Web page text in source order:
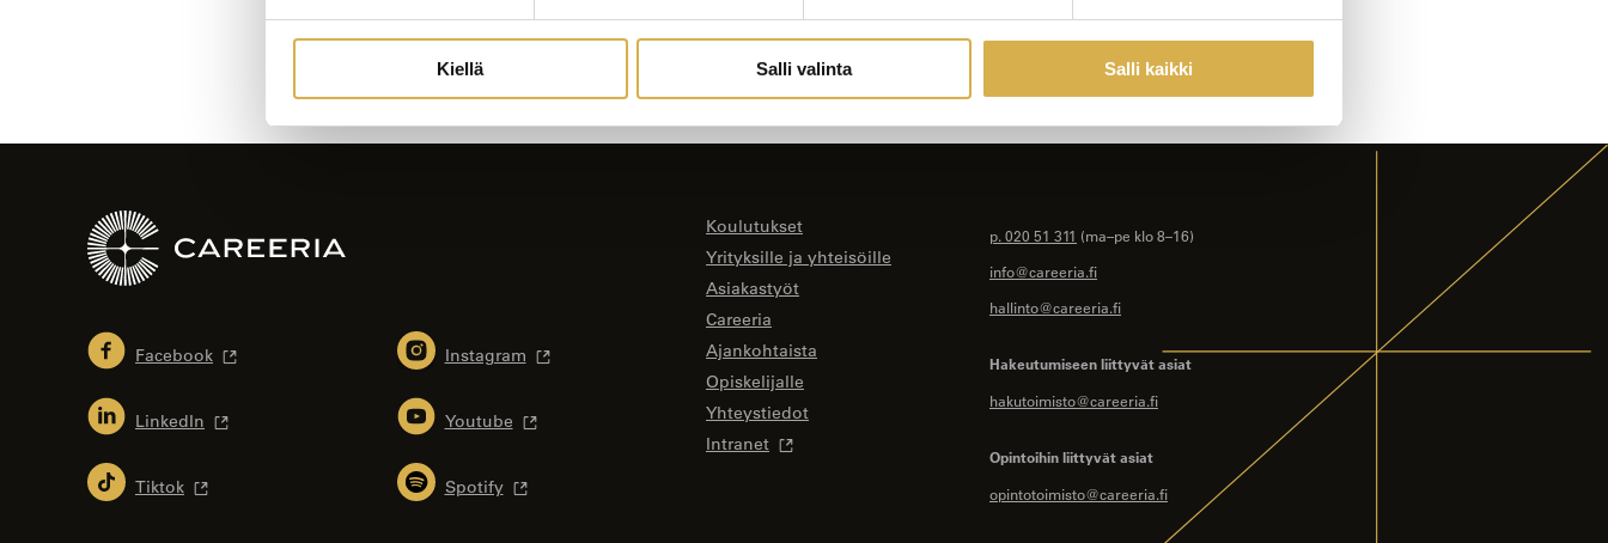
Kiellä Salli valinta Salli kaikki
Facebook Instagram
LinkedIn Youtube
Tiktok Spotify
Koulutukset
Yrityksille ja yhteisöille
Asiakastyöt
Careeria
Ajankohtaista
Opiskelijalle
Yhteystiedot
Intranet
p. 020 51 311 (ma–pe klo 8–16)
info@careeria.fi
hallinto@careeria.fi
Hakeutumiseen liittyvät asiat
hakutoimisto@careeria.fi
Opintoihin liittyvät asiat
opintotoimisto@careeria.fi